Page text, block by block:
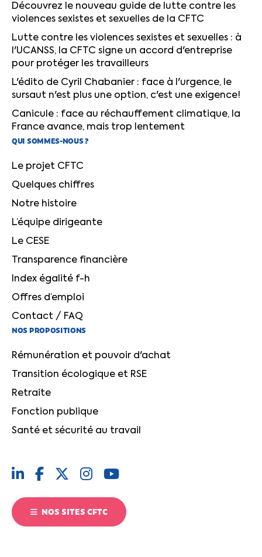
Découvrez le nouveau guide de lutte contre les
violences sexistes et sexuelles de la CFTC
Lutte contre les violences sexistes et sexuelles : à
l'UCANSS, la CFTC signe un accord d'entreprise
pour protéger les travailleurs
L'édito de Cyril Chabanier : face à l'urgence, le
sursaut n'est plus une option, c'est une exigence!
Canicule : face au réchauffement climatique, la
France avance, mais trop lentement
QUI SOMMES-NOUS ?
Le projet CFTC
Quelques chiffres
Notre histoire
L’équipe dirigeante
Le CESE
Transparence financière
Index égalité f-h
Offres d’emploi
Contact / FAQ
NOS PROPOSITIONS
Rémunération et pouvoir d'achat
Transition écologique et RSE
Retraite
Fonction publique
Santé et sécurité au travail
NOS SITES CFTC